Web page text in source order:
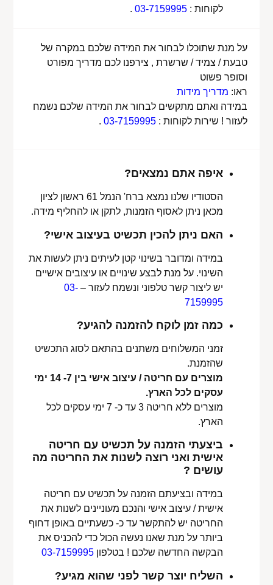
לקוחות :03-7159995
.
על מנת שתוכלו לבחור את המידה שלכם במקרה של
טבעת / צמיד / שרשרת , צירפנו לכם מדריך מפורט
וסופר פשוט
ראו: מדריך מידות
במידה ואתם מתקשים לבחור את המידה שלכם נשמח
לעזור ! שירות לקוחות :03-7159995
.
איפה אתם נמצאים?
הסטודיו שלנו נמצא ברח' הנמל 61 ראשון לציון
מכאן ניתן לאסוף הזמנות, לתקן או להחליף מידה.
האם ניתן להכין תכשיט בעיצוב אישי?
במידה ומדובר בשינוי קטן לעיתים ניתן לעשות את
השינוי. על מנת לבצע שינויים או עיצובים אישיים
יש ליצור קשר טלפוני ונשמח לעזור –03-
7159995
כמה זמן לוקח להזמנה להגיע?
זמני המשלוחים משתנים בהתאם לסוג התכשיט
שהזמנת.
מוצרים עם חריטה / עיצוב אישי בין 7- 14 ימי
עסקים לכל הארץ.
מוצרים ללא חריטה 3 עד כ- 7 ימי עסקים לכל
הארץ.
ביצעתי הזמנה על תכשיט עם חריטה
אישית ואני רוצה לשנות את החריטה מה
עושים ?
במידה ובציעתם הזמנה על תכשיט עם חריטה
אישית / עיצוב אישי והנכם מעוניינים לשנות את
החריטה יש להתקשר עד כ- כשעתיים באופן דחוף
ביותר על מנת שאנו נעשה הכול כדי להכניס את
הבקשה החדשה שלכם ! בטלפון03-7159995
השליח יוצר קשר לפני שהוא מגיע?